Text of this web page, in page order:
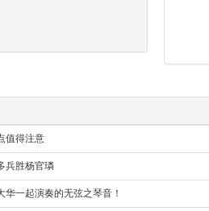
值得注意
兵胜杨官璘
一起演奏的无弦之琴音！